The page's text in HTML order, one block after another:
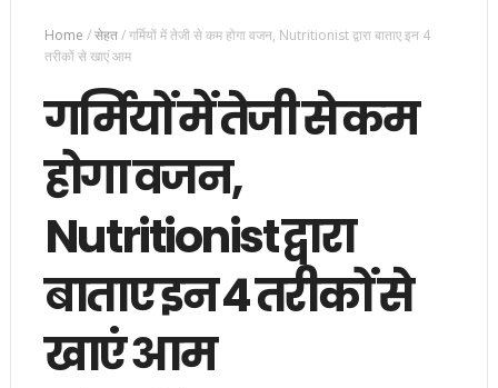
Home /सेहत/गर्मियों में तेजी से कम होगा वजन, Nutritionist द्वारा बाताए इन 4
तरीकों से खाएं आम
गर्मियों में तेजी से कम
होगा वजन,
Nutritionist द्वारा
बाताए इन 4 तरीकों से
खाएं आम